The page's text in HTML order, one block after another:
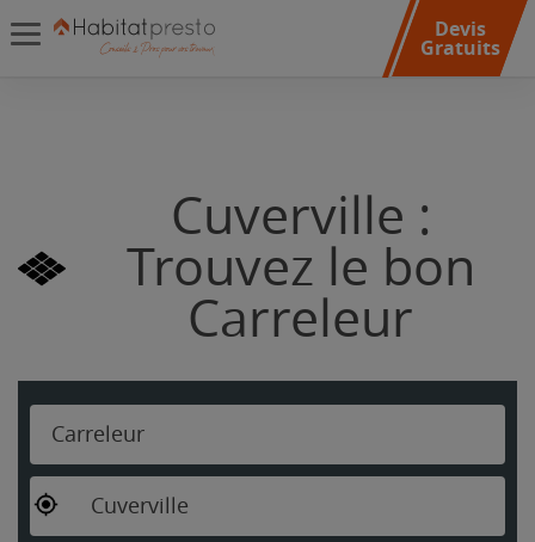
Devis
Gratuits
Cuverville :
Trouvez le bon
Carreleur
Carreleur
Cuverville